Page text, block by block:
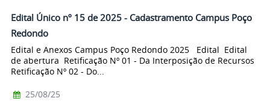
Edital Único nº 15 de 2025 - Cadastramento Campus Poço
Redondo
Edital e Anexos Campus Poço Redondo 2025 Edital Edital
de abertura Retificação Nº 01 - Da Interposição de Recursos
Retificação Nº 02 - Do...
25/08/25